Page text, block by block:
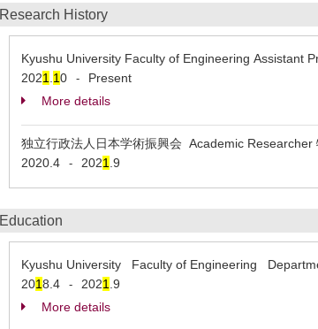
Research History
Kyushu University Faculty of Engineering Assistant
2021 10 -
Present
More details
独立行政法人日本学術振興会 Academic Researcher
2020.4
- 2021 .9
Education
Kyushu University Faculty of Engineering
2018.4 - 2021 .9
More details